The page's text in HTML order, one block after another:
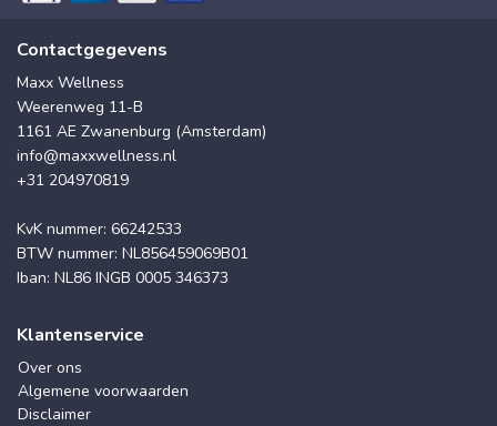
Contactgegevens
Maxx Wellness
Weerenweg 11-B
1161 AE Zwanenburg (Amsterdam)
info@maxxwellness.nl
+31 204970819
KvK nummer: 66242533
BTW nummer: NL856459069B01
Iban: NL86 INGB 0005 346373
Klantenservice
Over ons
Algemene voorwaarden
Disclaimer